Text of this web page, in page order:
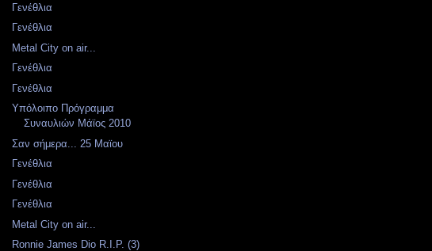
Γενέθλια
Γενέθλια
Metal City on air...
Γενέθλια
Γενέθλια
Υπόλοιπο Πρόγραμμα
Συναυλιών Μάϊος 2010
Σαν σήμερα... 25 Μαϊου
Γενέθλια
Γενέθλια
Γενέθλια
Metal City on air...
Ronnie James Dio R.I.P. (3)